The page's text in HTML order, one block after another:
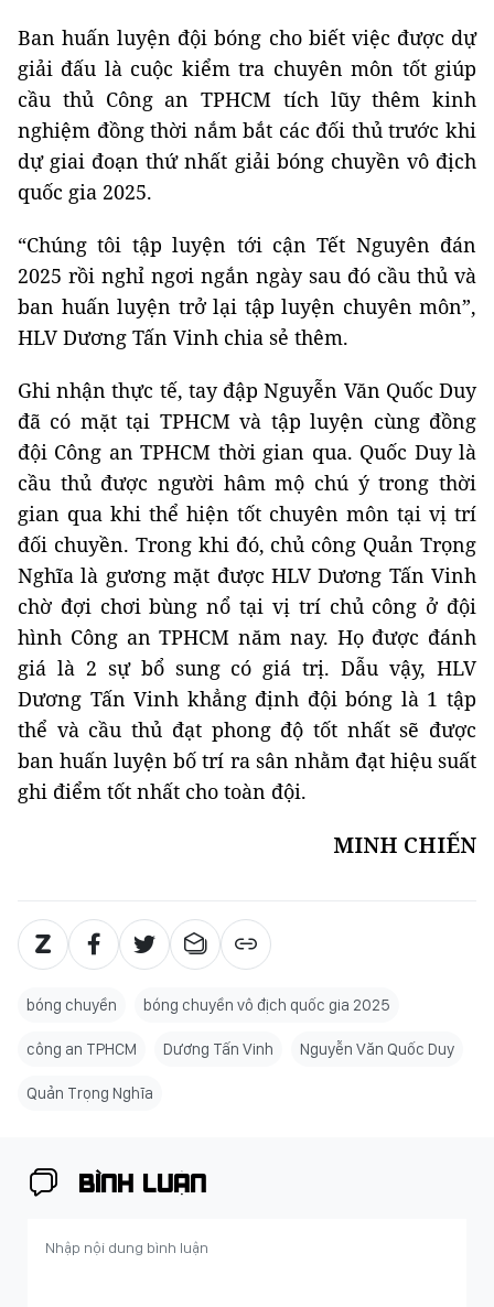
Ban huấn luyện đội bóng cho biết việc được dự
giải đấu là cuộc kiểm tra chuyên môn tốt giúp
cầu thủ Công an TPHCM tích lũy thêm kinh
nghiệm đồng thời nắm bắt các đối thủ trước khi
dự giai đoạn thứ nhất giải bóng chuyền vô địch
quốc gia 2025.
“Chúng tôi tập luyện tới cận Tết Nguyên đán
2025 rồi nghỉ ngơi ngắn ngày sau đó cầu thủ và
ban huấn luyện trở lại tập luyện chuyên môn”,
HLV Dương Tấn Vinh chia sẻ thêm.
Ghi nhận thực tế, tay đập Nguyễn Văn Quốc Duy
đã có mặt tại TPHCM và tập luyện cùng đồng
đội Công an TPHCM thời gian qua. Quốc Duy là
cầu thủ được người hâm mộ chú ý trong thời
gian qua khi thể hiện tốt chuyên môn tại vị trí
đối chuyền. Trong khi đó, chủ công Quản Trọng
Nghĩa là gương mặt được HLV Dương Tấn Vinh
chờ đợi chơi bùng nổ tại vị trí chủ công ở đội
hình Công an TPHCM năm nay. Họ được đánh
giá là 2 sự bổ sung có giá trị. Dẫu vậy, HLV
Dương Tấn Vinh khẳng định đội bóng là 1 tập
thể và cầu thủ đạt phong độ tốt nhất sẽ được
ban huấn luyện bố trí ra sân nhằm đạt hiệu suất
ghi điểm tốt nhất cho toàn đội.
MINH CHIẾN
bóng chuyền bóng chuyền vô địch quốc gia 2025
công an TPHCM Dương Tấn Vinh Nguyễn Văn Quốc Duy
Quản Trọng Nghĩa
BÌNH LUẬN